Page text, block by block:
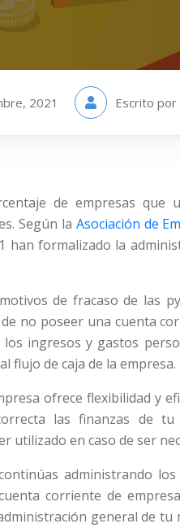
2021 Escrito por
de empresas que
Según la Asociación de
han formalizado la
de fracaso de las
no poseer una cuenta
ingresos y gastos
flujo de caja de la empresa.
ofrece flexibilidad y
las finanzas de tu
utilizado en caso de ser
administrando
corriente de
general de